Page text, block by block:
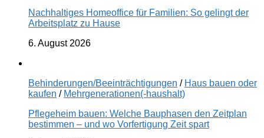
Nachhaltiges Homeoffice für Familien: So gelingt der
Arbeitsplatz zu Hause
6. August 2026
Behinderungen/Beeinträchtigungen / Haus bauen oder
kaufen / Mehrgenerationen(-haushalt)
Pflegeheim bauen: Welche Bauphasen den Zeitplan
bestimmen – und wo Vorfertigung Zeit spart